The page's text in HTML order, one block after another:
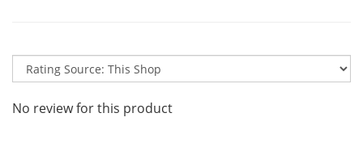
No review for this product